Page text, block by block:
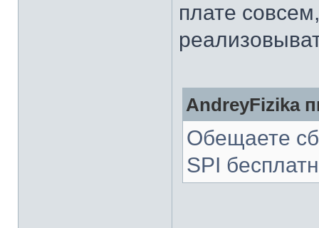
плате
AndreyFizika
Обещаете
SPI